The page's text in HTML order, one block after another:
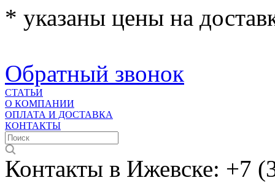
* указаны цены на
Обратный звонок
СТАТЬИ
О КОМПАНИИ
ОПЛАТА И ДОСТАВКА
КОНТАКТЫ
Контакты в Ижевске: +7